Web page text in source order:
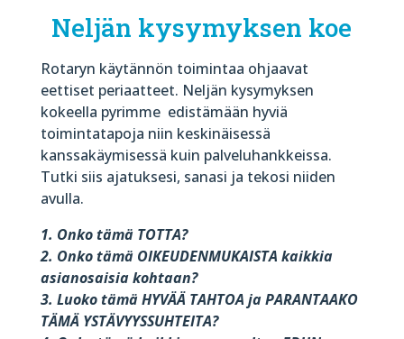
Neljän kysymyksen koe
Rotaryn käytännön toimintaa ohjaavat
eettiset periaatteet. Neljän kysymyksen
kokeella pyrimme edistämään hyviä
toimintatapoja niin keskinäisessä
kanssakäymisessä kuin palveluhankkeissa.
Tutki siis ajatuksesi, sanasi ja tekosi niiden
avulla.
1. Onko tämä TOTTA?
2. Onko tämä OIKEUDENMUKAISTA kaikkia
asianosaisia kohtaan?
3. Luoko tämä HYVÄÄ TAHTOA ja PARANTAAKO
TÄMÄ YSTÄVYYSSUHTEITA?